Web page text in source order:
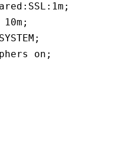
;
10m
;
;
on ;